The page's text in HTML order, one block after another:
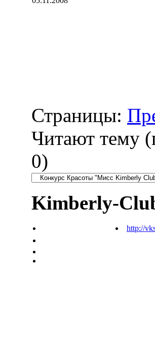
Страницы:
Читают тему
0)
Kimberly-
http://